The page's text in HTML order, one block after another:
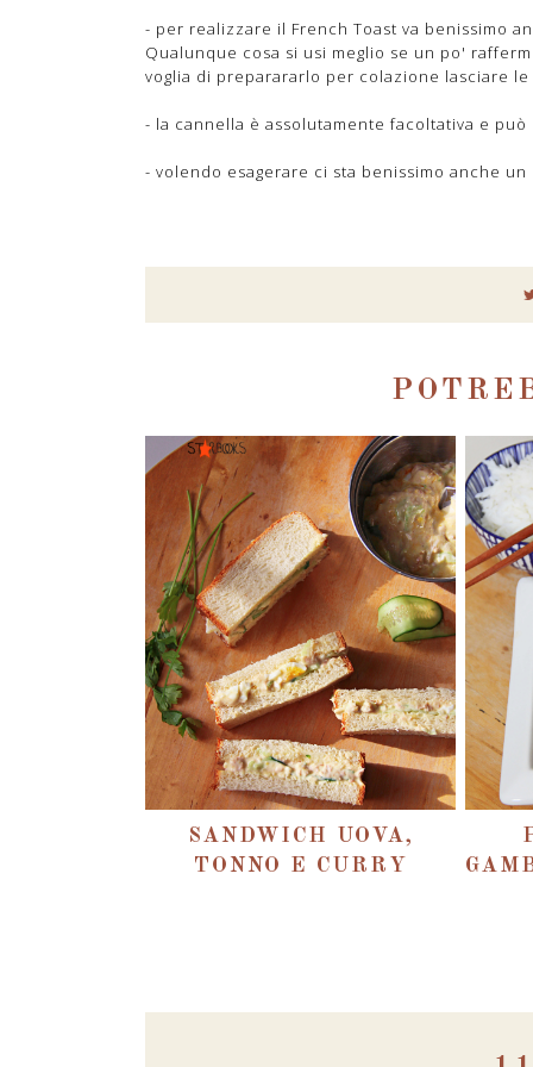
- per realizzare il French Toast va benissimo
Qualunque cosa si usi meglio se un po'
voglia di preparararlo per colazione lasciare
- la cannella è assolutamente facoltativa e
- volendo esagerare ci sta benissimo anche
SANDWICH UOVA,
TONNO E CURRY